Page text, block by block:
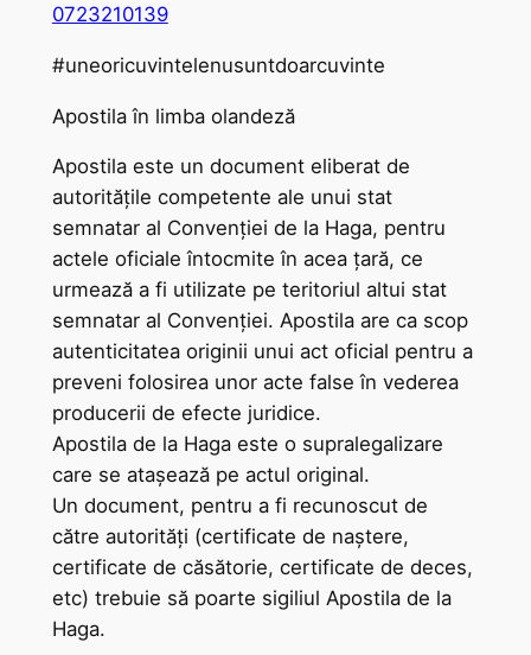
0723210139
#uneoricuvintelenusuntdoarcuvinte
Apostila în limba olandeză
Apostila este un document eliberat de
autoritățile competente ale unui stat
semnatar al Convenției de la Haga, pentru
actele oficiale întocmite în acea țară, ce
urmează a fi utilizate pe teritoriul altui stat
semnatar al Convenției. Apostila are ca scop
autenticitatea originii unui act oficial pentru a
preveni folosirea unor acte false în vederea
producerii de efecte juridice.
Apostila de la Haga este o supralegalizare
care se atașează pe actul original.
Un document, pentru a fi recunoscut de
către autorități (certificate de naștere,
certificate de căsătorie, certificate de deces,
etc) trebuie să poarte sigiliul Apostila de la
Haga.